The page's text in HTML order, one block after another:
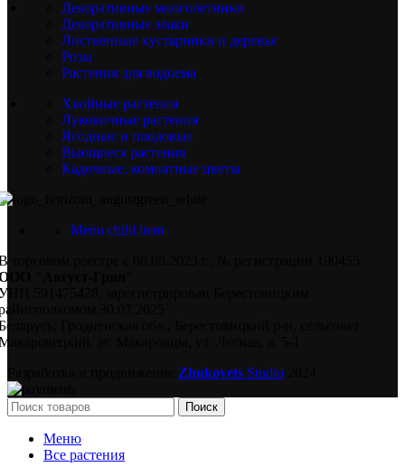
Декоративные многолетники
Декоративные злаки
Лиственные кустарники и деревья
Розы
Растения для водоема
Хвойные растения
Луковичные растения
Ягодные и плодовые
Вьющиеся растения
Кадочные, комнатные цветы
Menu child item
торговом реестре с 08.08.2023 г., № регистрации 190455
"Август-Грин"
591475428, зарегистрирован Берестовицким
30.07.2025
Гродненская обл., Берестовицкий р-н, сельсовет:
аг. Макаровцы, ул. Лесная, д. 5-1
Zhukovets Studio
Поиск
Меню
Все растения